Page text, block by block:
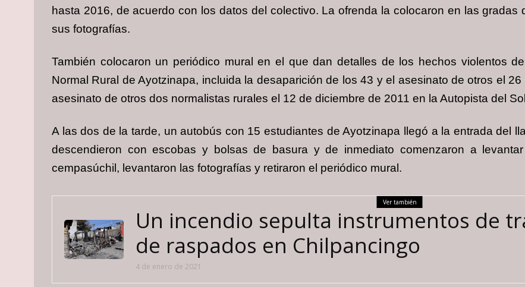
hasta 2016, de acuerdo con los datos del colectivo. La ofrenda la colocaron en las
sus fotografías.
También colocaron un periódico mural en el que dan detalles de los hechos violentos
Normal Rural de Ayotzinapa, incluida la desaparición de los 43 y el asesinato de otros el
asesinato de otros dos normalistas rurales el 12 de diciembre de 2011 en la Autopista del
A las dos de la tarde, un autobús con 15 estudiantes de Ayotzinapa llegó a la entrada del
descendieron con escobas y bolsas de basura y de inmediato comenzaron a
cempasúchil, levantaron las fotografías y retiraron el periódico mural.
Ver también
Un incendio sepulta instrumentos de
de raspados en Chilpancingo
4 de enero de 2021